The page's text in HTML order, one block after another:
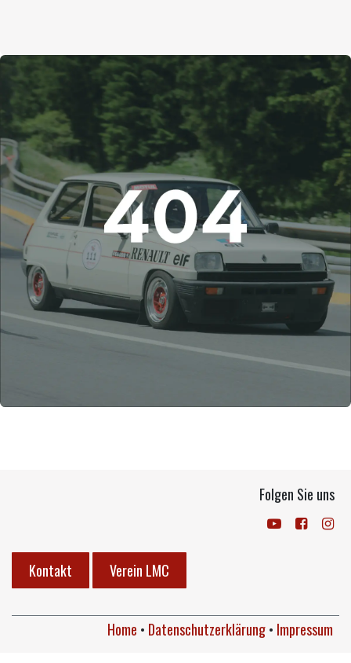
Folgen Sie uns
Kontakt Verein LMC
Home • Datenschutzerklärung• Impressum